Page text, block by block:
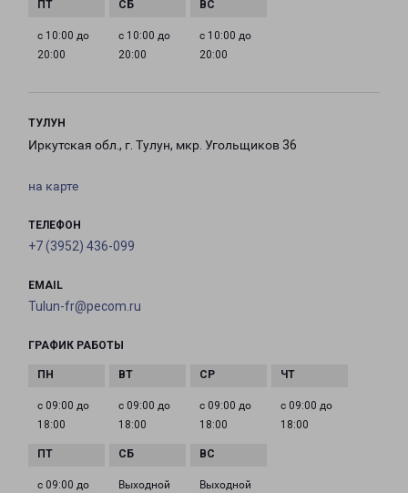
с 10:00 до
20:00
с 10:00 до
20:00
с 10:00 до
20:00
ТУЛУН
Иркутская обл., г. Тулун, мкр. Угольщиков 36
на карте
ТЕЛЕФОН
+7 (3952) 436-099
EMAIL
Tulun-fr@pecom.ru
ГРАФИК РАБОТЫ
с 09:00 до
18:00
с 09:00 до
18:00
с 09:00 до
18:00
с 09:00 до
18:00
с 09:00 до
Выходной Выходной